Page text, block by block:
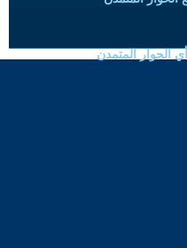
الحوار المتمدن